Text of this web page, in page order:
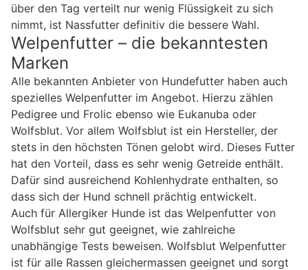
über den Tag verteilt nur wenig Flüssigkeit zu sich
nimmt, ist Nassfutter definitiv die bessere Wahl.
Welpenfutter – die bekanntesten
Marken
Alle bekannten Anbieter von Hundefutter haben auch
spezielles Welpenfutter im Angebot. Hierzu zählen
Pedigree und Frolic ebenso wie Eukanuba oder
Wolfsblut. Vor allem Wolfsblut ist ein Hersteller, der
stets in den höchsten Tönen gelobt wird. Dieses Futter
hat den Vorteil, dass es sehr wenig Getreide enthält.
Dafür sind ausreichend Kohlenhydrate enthalten, so
dass sich der Hund schnell prächtig entwickelt.
Auch für Allergiker Hunde ist das Welpenfutter von
Wolfsblut sehr gut geeignet, wie zahlreiche
unabhängige Tests beweisen. Wolfsblut Welpenfutter
ist für alle Rassen gleichermassen geeignet und sorgt